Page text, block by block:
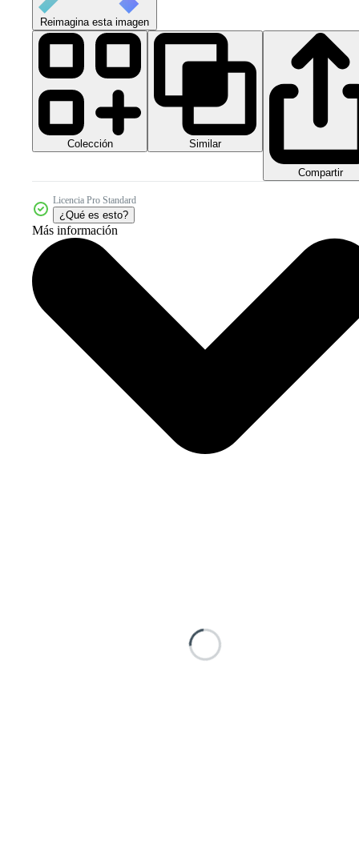
Reimagina esta imagen
Colección Similar
Compartir
Licencia Pro Standard
¿Qué es esto?
Más información